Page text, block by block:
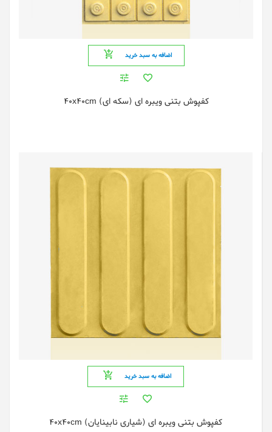
اضافه به سبد خرید
کفپوش بتنی ویبره ای (سکه ای) 40x40cm
اضافه به سبد خرید
کفپوش بتنی ویبره ای (شیاری نابینایان) 40x40cm